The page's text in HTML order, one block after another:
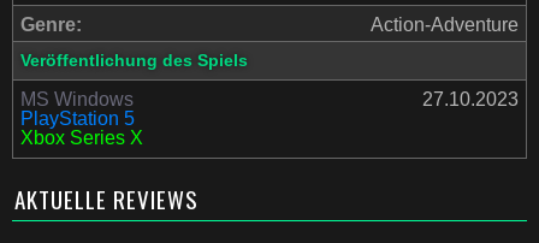
Genre:
Action-Adventure
Veröffentlichung des Spiels
MS Windows
PlayStation 5
Xbox Series X
27.10.2023
AKTUELLE REVIEWS